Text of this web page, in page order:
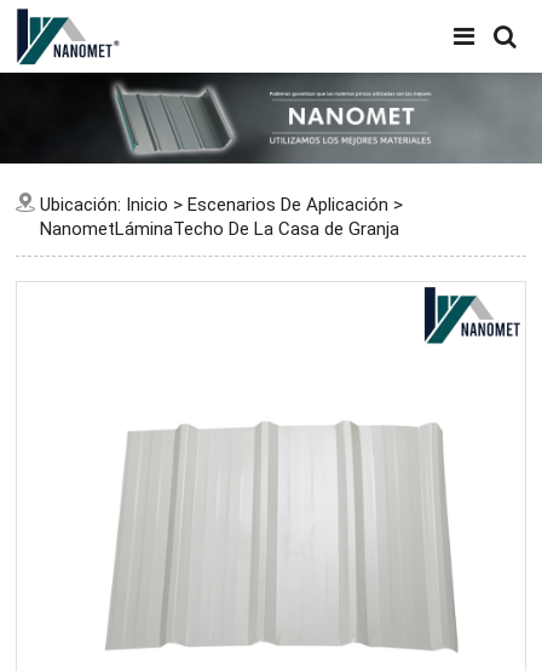
Ubicación: Inicio >Escenarios De Aplicación >
NanometLáminaTecho De La Casa de Granja